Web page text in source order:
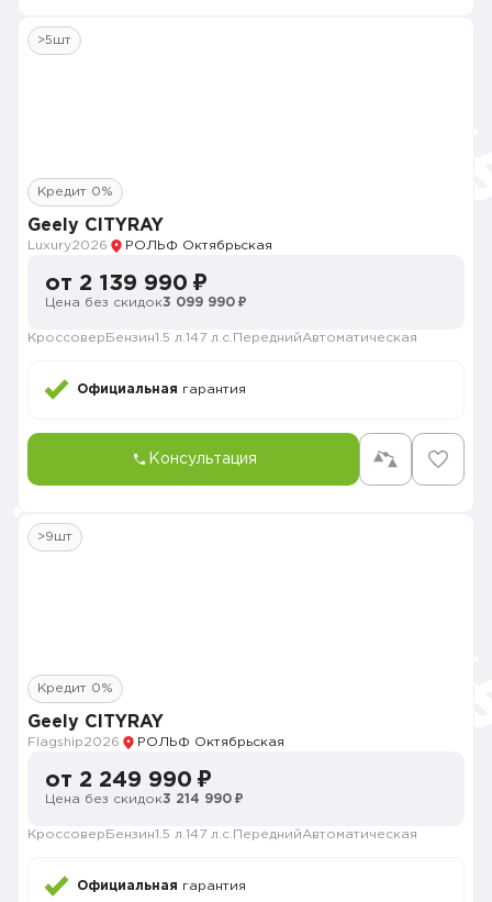
>5шт
Кредит 0%
Geely CITYRAY
Luxury2026 РОЛЬФ Октябрьская
от 2 139 990 ₽
Цена без скидок3 099 990 ₽
Кроссовер Бензин1.5 л. 147 л.с. ПереднийАвтоматическая
Официальная гарантия
Консультация
>9шт
Кредит 0%
Geely CITYRAY
Flagship2026 РОЛЬФ Октябрьская
от 2 249 990 ₽
Цена без скидок3 214 990 ₽
Кроссовер Бензин1.5 л. 147 л.с. ПереднийАвтоматическая
Официальная гарантия